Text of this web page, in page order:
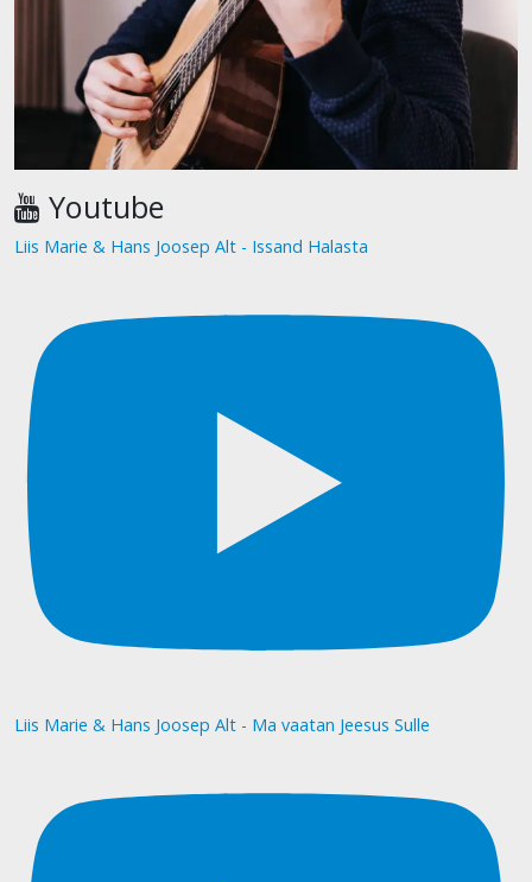
Youtube
Liis Marie & Hans Joosep Alt - Issand Halasta
Liis Marie & Hans Joosep Alt - Ma vaatan Jeesus Sulle